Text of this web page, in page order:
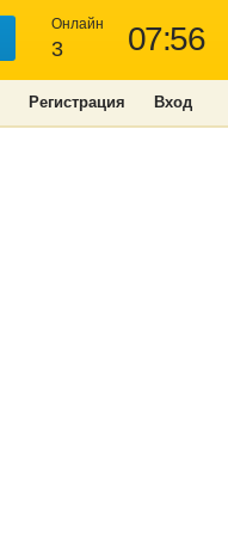
07:56
Онлайн
3
Регистрация Вход